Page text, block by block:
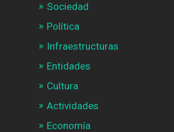
Sociedad
Política
Infraestructuras
Entidades
Cultura
Actividades
Economía